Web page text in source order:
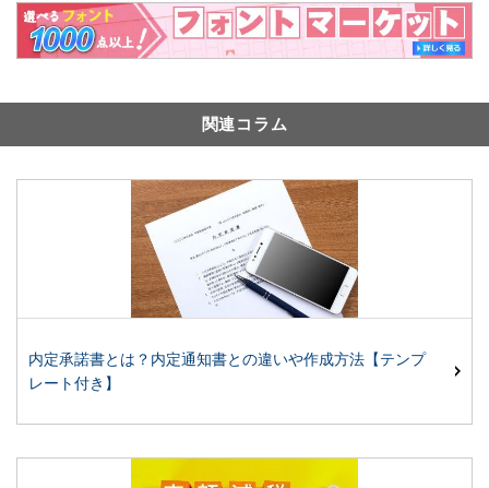
関連コラム
内定承諾書とは？内定通知書との違いや作成方法【テンプ
レート付き】